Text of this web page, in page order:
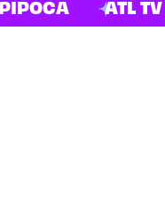
ATL TV